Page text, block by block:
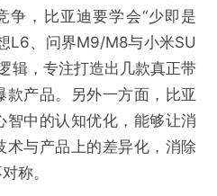
争，比亚迪要学会“少即是
L6、问界M9/M8与小米SU
辑，专注打造出几款真正带
产品。另外一方面，比亚
中的认知优化，能够让消
术与产品上的差异化，消除
称。